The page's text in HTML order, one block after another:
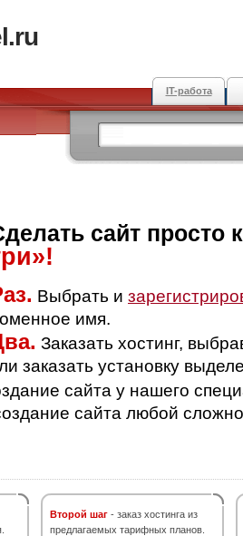
IT-работа
сайт просто
Выбрать и
имя.
Заказать хостинг,
заказать установку
сайта у нашего
сайта любой
Второй шаг - заказ хостинга из
предлагаемых тарифных планов.